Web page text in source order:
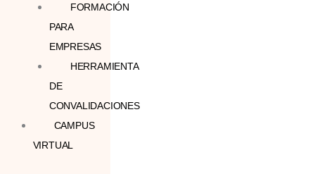
FORMACIÓN
PARA
EMPRESAS
HERRAMIENTA
DE
CONVALIDACIONES
CAMPUS
VIRTUAL